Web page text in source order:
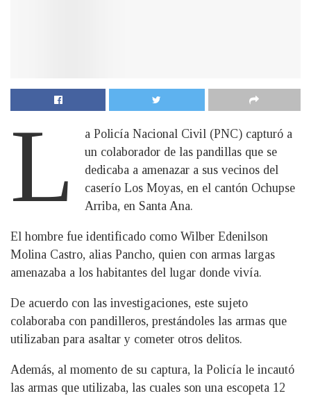
L
a Policía Nacional Civil (PNC) capturó a
un colaborador de las pandillas que se
dedicaba a amenazar a sus vecinos del
caserío Los Moyas, en el cantón Ochupse
Arriba, en Santa Ana.
El hombre fue identificado como Wilber Edenilson
Molina Castro, alias Pancho, quien con armas largas
amenazaba a los habitantes del lugar donde vivía.
De acuerdo con las investigaciones, este sujeto
colaboraba con pandilleros, prestándoles las armas que
utilizaban para asaltar y cometer otros delitos.
Además, al momento de su captura, la Policía le incautó
las armas que utilizaba, las cuales son una escopeta 12